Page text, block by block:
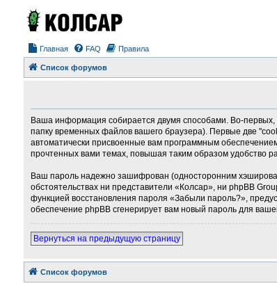
Главная FAQ Правила
Список форумов
Ваша информация собирается двумя способами. Во-
папку временных файлов вашего браузера). Первые две
автоматически присвоенные вам программным
прочтенных вами темах, повышая таким образом удобство
Ваш пароль надежно зашифрован (односторонним
обстоятельствах ни представители «Колсар», ни phpBB
функцией восстановления пароля «Забыли пароль?»,
обеспечение phpBB сгенерирует вам новый пароль для
Вернуться на предыдущую страницу
Список форумов